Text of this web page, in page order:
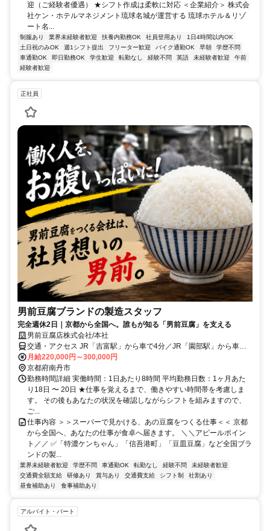
迎（ご経験者優遇） ★シフト作成は柔軟に対応 ＜企業紹介＞ 株式会
社ケン・ホテルマネジメント琉球名城が運営する 琉球ホテル＆リゾ
ート名...
制服あり 業界未経験者歓迎 扶養内勤務OK 社員登用あり
1日4時間以内OK
土日祝のみOK
週1シフト提出 フリーター歓迎 バイク通勤OK 早朝
学歴不問
車通勤OK
即日勤務OK 学生歓迎 転勤なし 経験不問 英語 未経験者歓迎
午前
経験者歓迎
正社員
男前豆腐ブランドの製造スタッフ
完全週休2日｜京都から全国へ。誰もが知る「男前豆腐」を支える
男前豆腐店株式会社/本社
交通・アクセス JR「吉富駅」から車で4分／JR「園部駅」から車で8
分／京都縦貫自動車道「八木西IC」から車で4分
月給220,000円～300,000円
京都府南丹市
勤務時間詳細 実働時間：1日あたり8時間 平均勤務日数：1ヶ月あた
り18日 〜 20日 ★仕事を覚えるまで、働きやすい時間帯を考慮しま
す。 その後もあなたの状況を確認しながらシフトを組みますので、
ご...
仕事内容 ＞＞スーパーで見かける、あの豆腐をつくる仕事＜＜ 京都
から全国へ、あなたの仕事が食卓へ届きます。 ＼＼アピールポイン
ト／／ ✅「特濃ケンちゃん」「信吾港町」「豆皿豆腐」など全国ブラ
ンドの製...
業界未経験者歓迎 学歴不問 車通勤OK 転勤なし 経験不問
未経験者歓迎
交通費全額支給
研修あり 賞与あり 交通費支給 シフト制
社割あり
昼食補助あり
食事補助あり
アルバイト・パート